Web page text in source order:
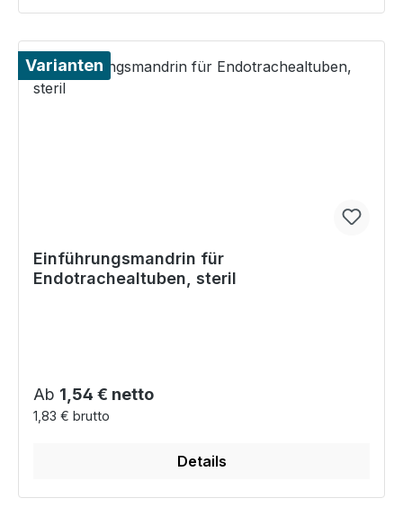
Varianten
Einführungsmandrin für
Endotrachealtuben, steril
Regulärer Preis:
Ab 1,54 € netto
1,83 € brutto
Details